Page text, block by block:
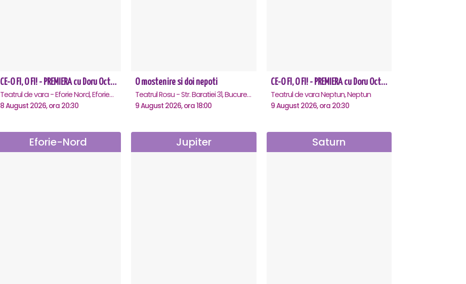
CE-O FI, O FI! - PREMIERA cu Doru Octavian Dumitru - Eforie Nord
Teatrul de vara - Eforie Nord, Eforie-Nord
8 August 2026, ora 20:30
O mostenire si doi nepoti
Teatrul Rosu - Str. Baratiei 31, Bucuresti
9 August 2026, ora 18:00
CE-O FI, O FI! - PREMIERA cu Doru Octavian Dumitru - Neptun
Teatrul de vara Neptun, Neptun
9 August 2026, ora 20:30
Eforie-Nord Jupiter Saturn